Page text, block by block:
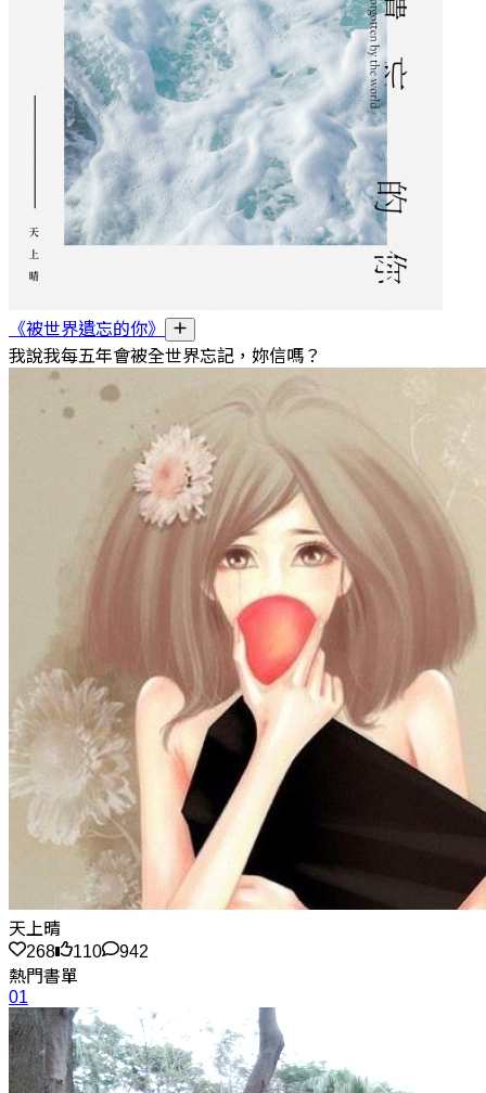
《被世界遺忘的你》
我說我每五年會被全世界忘記，妳信嗎？
天上晴
268
110
942
熱門書單
01